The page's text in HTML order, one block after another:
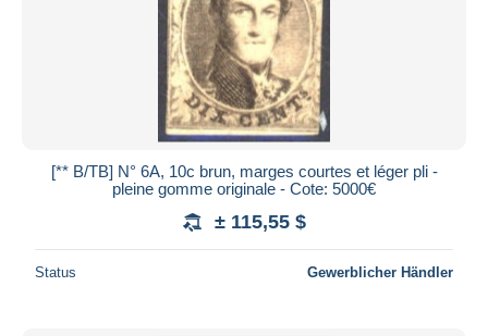
[** B/TB] N° 6A, 10c brun, marges courtes et léger pli -
pleine gomme originale - Cote: 5000€
± 115,55 $
Status Gewerblicher Händler